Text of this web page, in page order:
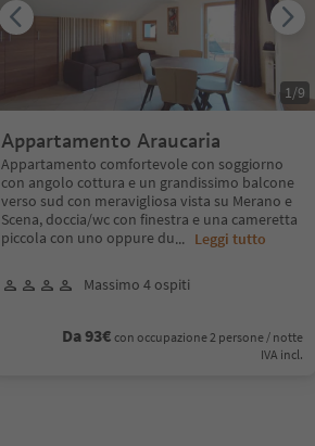
Appartamento Araucaria
Appartamento comfortevole con soggiorno
con angolo cottura e un grandissimo balcone
verso sud con meravigliosa vista su Merano e
Scena, doccia/wc con finestra e una cameretta
piccola con uno oppure du... Leggi tutto
Massimo 4 ospiti
Da 93€ con occupazione 2 persone / notte
IVA incl.
1/9